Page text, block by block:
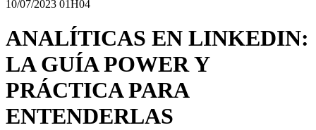
10/07/2023 01H04
ANALÍTICAS EN LINKEDIN:
LA GUÍA POWER Y
PRÁCTICA PARA
ENTENDERLAS